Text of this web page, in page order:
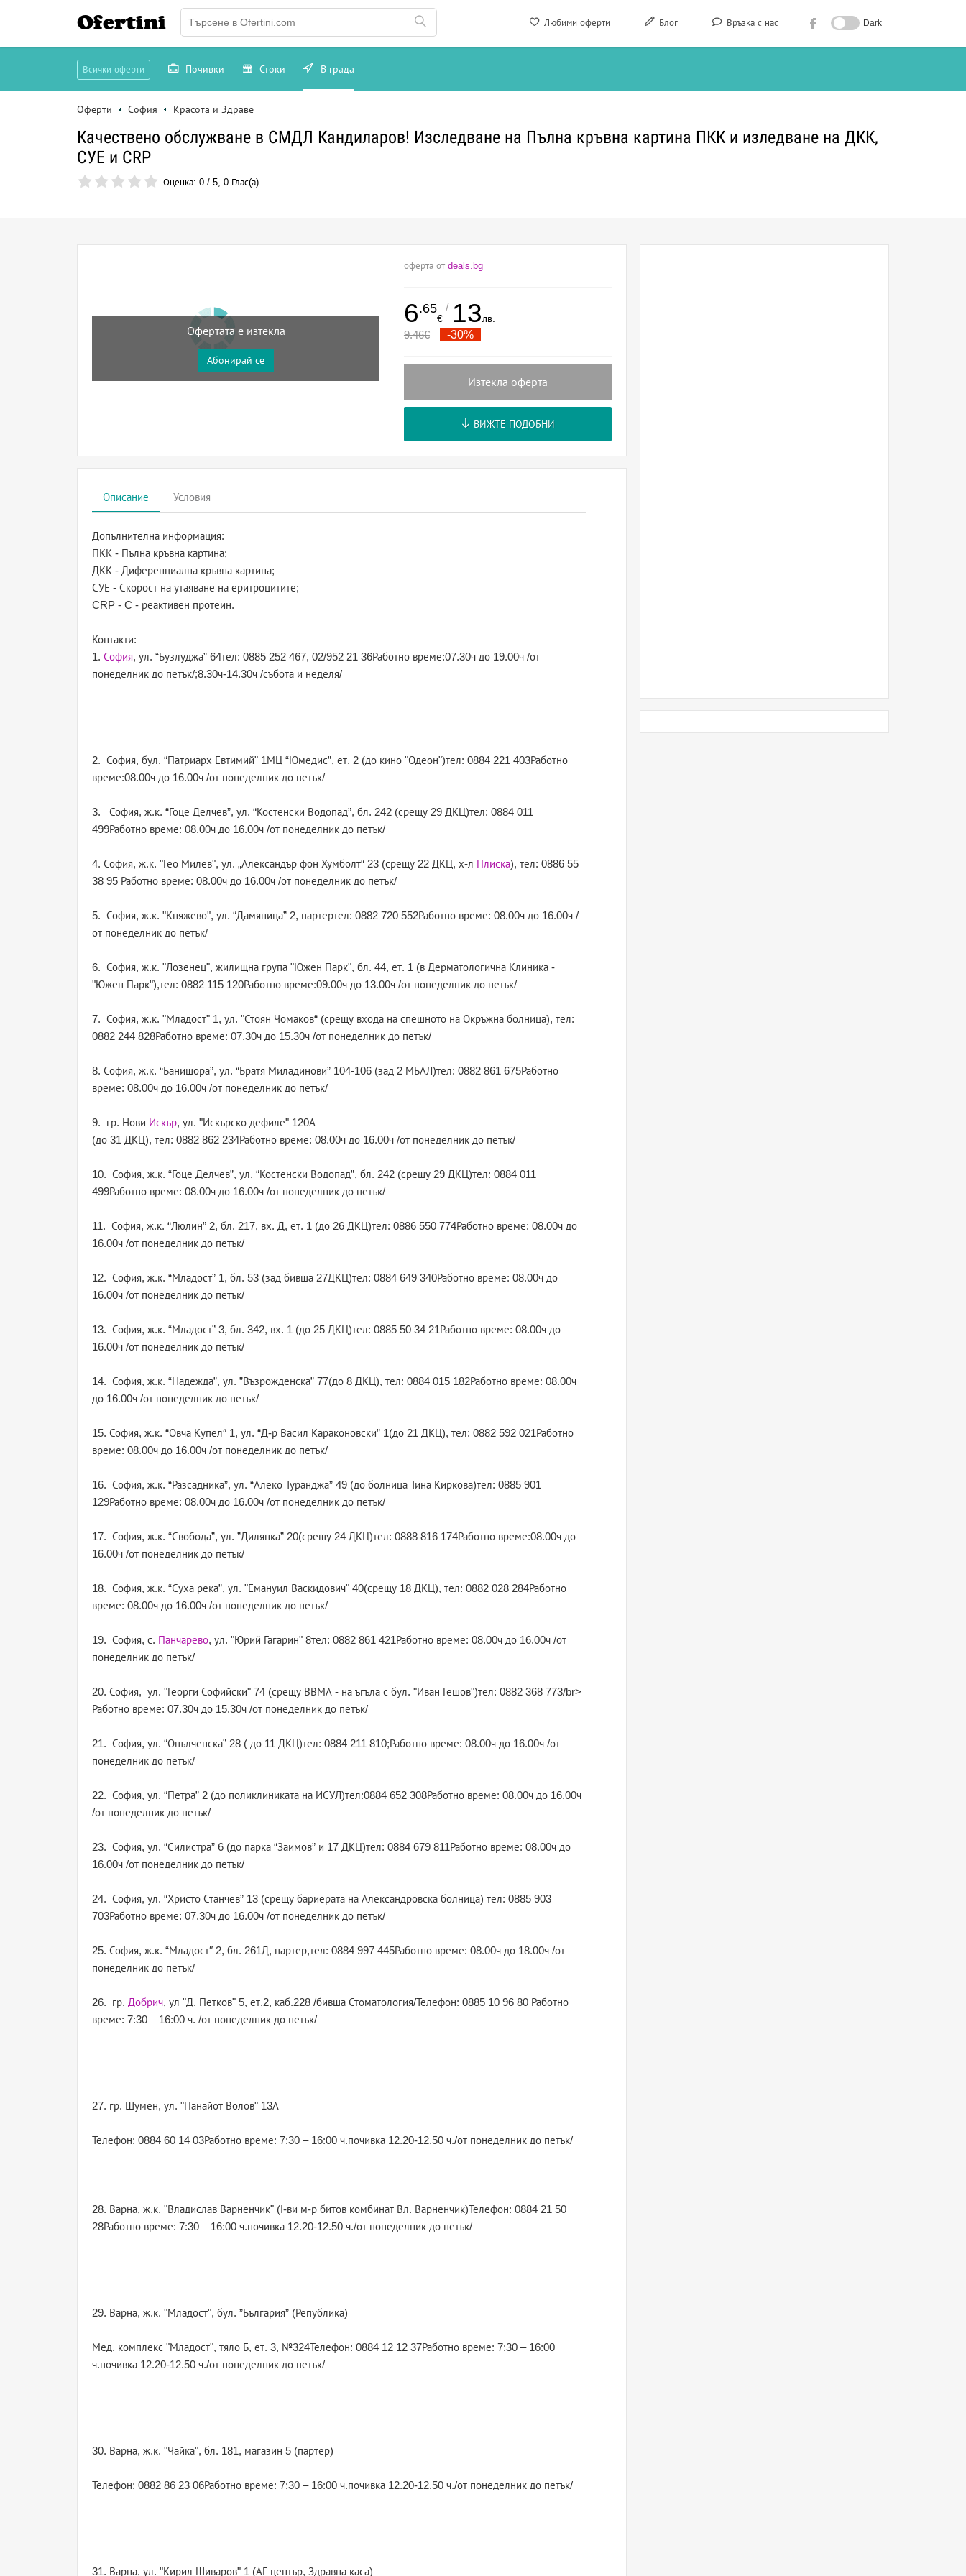
Любими оферти Блог Връзка с нас Dark
Ofertini
Всички оферти Почивки Стоки В града
Оферти София Красота и Здраве
Качествено обслужване в СМДЛ Кандиларов! Изследване на Пълна кръвна картина ПКК и изледване на ДКК,
СУЕ и CRP
Оценка: 0 / 5, 0 Глас(а)
Офертата е изтекла
Абонирай се
оферта от deals.bg
6.65
€
/ 13лв.
9.46€ -30%
Изтекла оферта
ВИЖТЕ ПОДОБНИ
Описание Условия
Допълнителна информация:
ПКК - Пълна кръвна картина;
ДКК - Диференциална кръвна картина;
СУЕ - Скорост на утаяване на еритроцитите;
CRP - C - реактивен протеин.
Контакти:
1. София, ул. “Бузлуджа” 64тел: 0885 252 467, 02/952 21 36Работно време:07.30ч до 19.00ч /от
понеделник до петък/;8.30ч-14.30ч /събота и неделя/
2. София, бул. “Патриарх Евтимий" 1МЦ “Юмедис”, ет. 2 (до кино "Одеон")тел: 0884 221 403Работно
време:08.00ч до 16.00ч /от понеделник до петък/
3. София, ж.к. “Гоце Делчев”, ул. “Костенски Водопад”, бл. 242 (срещу 29 ДКЦ)тел: 0884 011
499Работно време: 08.00ч до 16.00ч /от понеделник до петък/
4. София, ж.к. "Гео Милев", ул. „Александър фон Хумболт“ 23 (срещу 22 ДКЦ, х-л Плиска), тел: 0886 55
38 95 Работно време: 08.00ч до 16.00ч /от понеделник до петък/
5. София, ж.к. "Княжево", ул. “Дамяница” 2, партертел: 0882 720 552Работно време: 08.00ч до 16.00ч /
от понеделник до петък/
6. София, ж.к. "Лозенец", жилищна група "Южен Парк", бл. 44, ет. 1 (в Дерматологична Клиника -
"Южен Парк"),тел: 0882 115 120Работно време:09.00ч до 13.00ч /от понеделник до петък/
7. София, ж.к. "Младост" 1, ул. "Стоян Чомаков“ (срещу входа на спешното на Окръжна болница), тел:
0882 244 828Работно време: 07.30ч до 15.30ч /от понеделник до петък/
8. София, ж.к. “Банишора”, ул. “Братя Миладинови” 104-106 (зад 2 МБАЛ)тел: 0882 861 675Работно
време: 08.00ч до 16.00ч /от понеделник до петък/
9. гр. Нови Искър, ул. "Искърско дефиле" 120А
(до 31 ДКЦ), тел: 0882 862 234Работно време: 08.00ч до 16.00ч /от понеделник до петък/
10. София, ж.к. “Гоце Делчев”, ул. “Костенски Водопад”, бл. 242 (срещу 29 ДКЦ)тел: 0884 011
499Работно време: 08.00ч до 16.00ч /от понеделник до петък/
11. София, ж.к. “Люлин” 2, бл. 217, вх. Д, ет. 1 (до 26 ДКЦ)тел: 0886 550 774Работно време: 08.00ч до
16.00ч /от понеделник до петък/
12. София, ж.к. “Младост” 1, бл. 53 (зад бивша 27ДКЦ)тел: 0884 649 340Работно време: 08.00ч до
16.00ч /от понеделник до петък/
13. София, ж.к. “Младост” 3, бл. 342, вх. 1 (до 25 ДКЦ)тел: 0885 50 34 21Работно време: 08.00ч до
16.00ч /от понеделник до петък/
14. София, ж.к. “Надежда”, ул. ”Възрожденска” 77(до 8 ДКЦ), тел: 0884 015 182Работно време: 08.00ч
до 16.00ч /от понеделник до петък/
15. София, ж.к. “Овча Купел″ 1, ул. “Д-р Васил Караконовски” 1(до 21 ДКЦ), тел: 0882 592 021Работно
време: 08.00ч до 16.00ч /от понеделник до петък/
16. София, ж.к. “Разсадника”, ул. “Алеко Туранджа” 49 (до болница Тина Киркова)тел: 0885 901
129Работно време: 08.00ч до 16.00ч /от понеделник до петък/
17. София, ж.к. “Свобода”, ул. ”Дилянка” 20(срещу 24 ДКЦ)тел: 0888 816 174Работно време:08.00ч до
16.00ч /от понеделник до петък/
18. София, ж.к. “Суха река”, ул. "Емануил Васкидович" 40(срещу 18 ДКЦ), тел: 0882 028 284Работно
време: 08.00ч до 16.00ч /от понеделник до петък/
19. София, с. Панчарево, ул. "Юрий Гагарин" 8тел: 0882 861 421Работно време: 08.00ч до 16.00ч /от
понеделник до петък/
20. София, ул. "Георги Софийски" 74 (срещу ВВМА - на ъгъла с бул. "Иван Гешов")тел: 0882 368 773/br>
Работно време: 07.30ч до 15.30ч /от понеделник до петък/
21. София, ул. “Опълченска” 28 ( до 11 ДКЦ)тел: 0884 211 810;Работно време: 08.00ч до 16.00ч /от
понеделник до петък/
22. София, ул. “Петра” 2 (до поликлиниката на ИСУЛ)тел:0884 652 308Работно време: 08.00ч до 16.00ч
/от понеделник до петък/
23. София, ул. “Силистра” 6 (до парка “Заимов” и 17 ДКЦ)тел: 0884 679 811Работно време: 08.00ч до
16.00ч /от понеделник до петък/
24. София, ул. “Христо Станчев” 13 (срещу бариерата на Александровска болница) тел: 0885 903
703Работно време: 07.30ч до 16.00ч /от понеделник до петък/
25. София, ж.к. “Младост″ 2, бл. 261Д, партер,тел: 0884 997 445Работно време: 08.00ч до 18.00ч /от
понеделник до петък/
26. гр. Добрич, ул "Д. Петков" 5, ет.2, каб.228 /бивша Стоматология/Телефон: 0885 10 96 80 Работно
време: 7:30 – 16:00 ч. /от понеделник до петък/
27. гр. Шумен, ул. "Панайот Волов" 13А
Телефон: 0884 60 14 03Работно време: 7:30 – 16:00 ч.почивка 12.20-12.50 ч./от понеделник до петък/
28. Варна, ж.к. "Владислав Варненчик" (I-ви м-р битов комбинат Вл. Варненчик)Телефон: 0884 21 50
28Работно време: 7:30 – 16:00 ч.почивка 12.20-12.50 ч./от понеделник до петък/
29. Варна, ж.к. "Младост", бул. ”България” (Република)
Мед. комплекс "Младост", тяло Б, ет. 3, №324Телефон: 0884 12 12 37Работно време: 7:30 – 16:00
ч.почивка 12.20-12.50 ч./от понеделник до петък/
30. Варна, ж.к. "Чайка", бл. 181, магазин 5 (партер)
Телефон: 0882 86 23 06Работно време: 7:30 – 16:00 ч.почивка 12.20-12.50 ч./от понеделник до петък/
31. Варна, ул. "Кирил Шиваров" 1 (АГ център, Здравна каса)